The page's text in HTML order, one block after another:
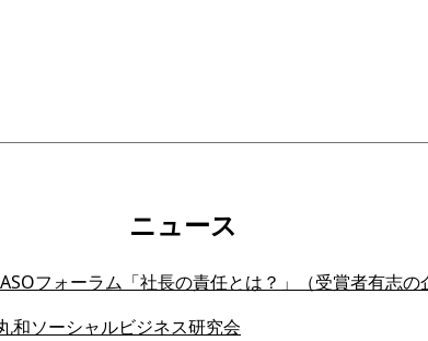
ニュース
フォーラム「社長の責任とは？」（受賞者有志の
和ソーシャルビジネス研究会